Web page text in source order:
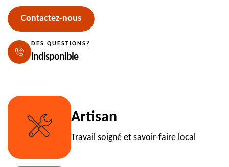
Contactez-nous
DES QUESTIONS?
indisponible
Artisan
Travail soigné et savoir-faire local